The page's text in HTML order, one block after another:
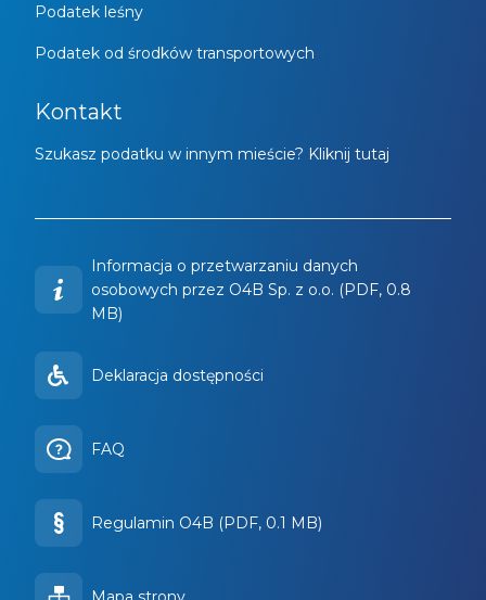
Podatek leśny
Podatek od środków transportowych
Kontakt
Szukasz podatku w innym mieście? Kliknij tutaj
Informacja o przetwarzaniu danych
osobowych przez O4B Sp. z o.o. (PDF, 0.8
MB)
Deklaracja dostępności
FAQ
Regulamin O4B (PDF, 0.1 MB)